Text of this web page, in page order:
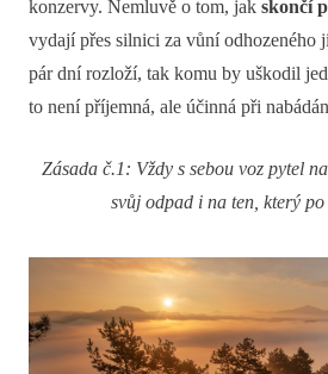
konzervy. Nemluvě o tom, jak skončí
vydají přes silnici za vůní odhozeného
pár dní rozloží, tak komu by uškodil
to není příjemná, ale účinná při
Zásada č.1: Vždy s sebou voz pytel
svůj odpad i na ten, který po